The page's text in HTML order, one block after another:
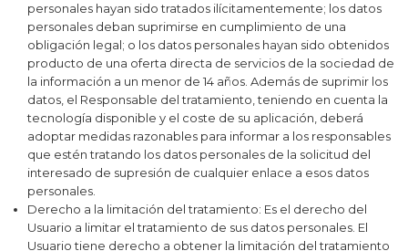
personales hayan sido tratados ilícitamentemente; los datos
personales deban suprimirse en cumplimiento de una
obligación legal; o los datos personales hayan sido obtenidos
producto de una oferta directa de servicios de la sociedad de
la información a un menor de 14 años. Además de suprimir los
datos, el Responsable del tratamiento, teniendo en cuenta la
tecnología disponible y el coste de su aplicación, deberá
adoptar medidas razonables para informar a los responsables
que estén tratando los datos personales de la solicitud del
interesado de supresión de cualquier enlace a esos datos
personales.
Derecho a la limitación del tratamiento: Es el derecho del
Usuario a limitar el tratamiento de sus datos personales. El
Usuario tiene derecho a obtener la limitación del tratamiento